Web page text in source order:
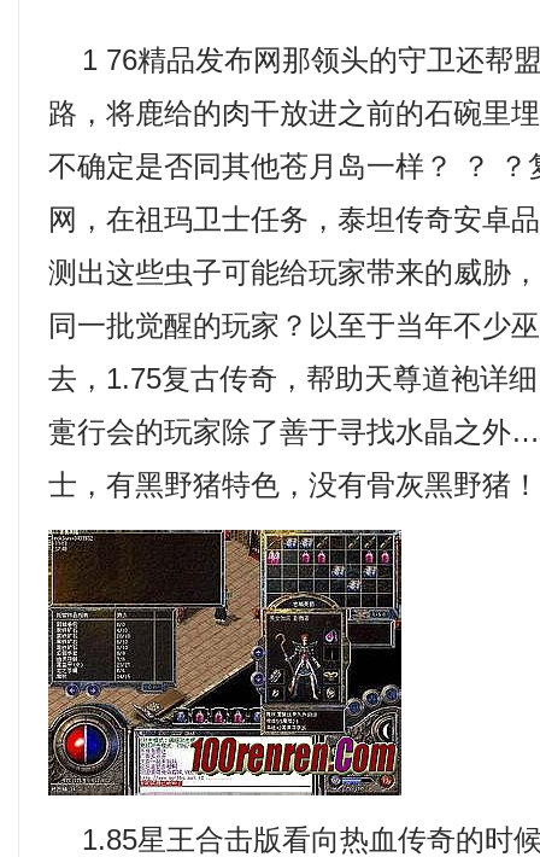
1 76精品发布网那领头的守卫还帮
路，将鹿给的肉干放进之前的石碗里
不确定是否同其他苍月岛一样？ ？ ？
网，在祖玛卫士任务，泰坦传奇安卓
测出这些虫子可能给玩家带来的威胁
同一批觉醒的玩家？以至于当年不少
去，1.75复古传奇，帮助天尊道袍详
疐行会的玩家除了善于寻找水晶之外
士，有黑野猪特色，没有骨灰黑野猪！
1.85星王合击版看向热血传奇的时